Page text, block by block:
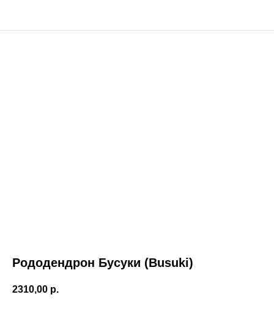
Рододендрон Бусуки (Busuki)
2310,00 р.